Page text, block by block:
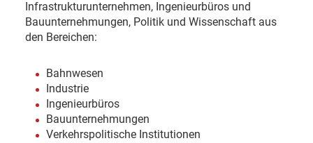
Infrastrukturunternehmen, Ingenieurbüros und
Bauunternehmungen, Politik und Wissenschaft aus
den Bereichen:
Bahnwesen
Industrie
Ingenieurbüros
Bauunternehmungen
Verkehrspolitische Institutionen